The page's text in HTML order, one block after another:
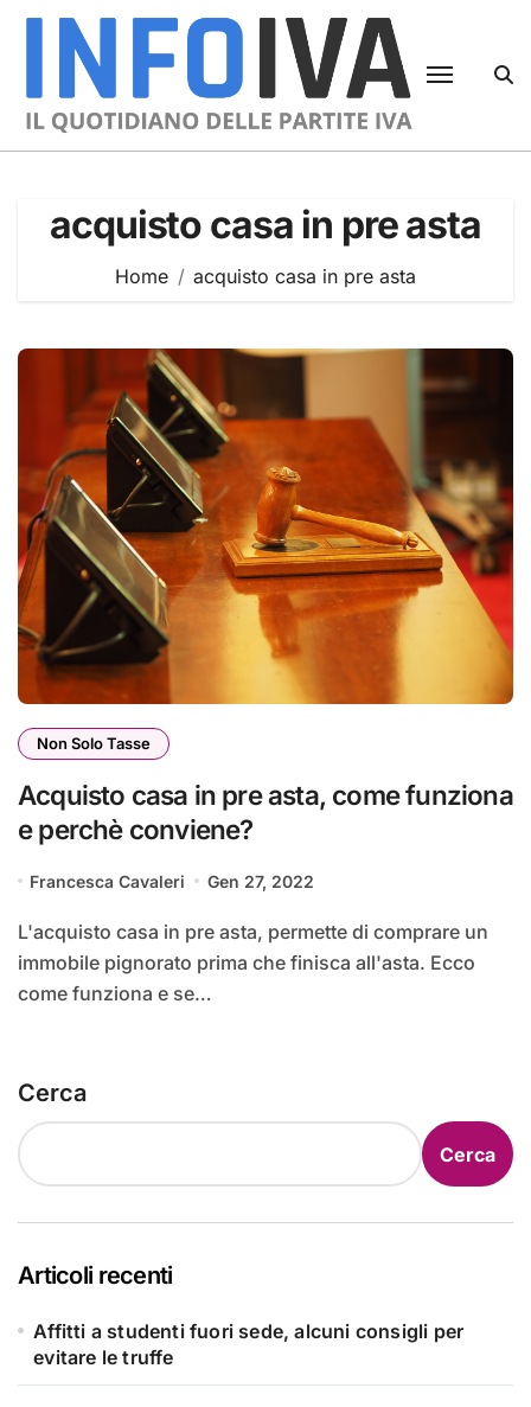
Skip
acquisto casa in pre asta
Home acquisto casa in pre asta
Non Solo Tasse
Acquisto casa in pre asta, come funziona
e perchè conviene?
Francesca Cavaleri Gen 27, 2022
L'acquisto casa in pre asta, permette di comprare un
immobile pignorato prima che finisca all'asta. Ecco
come funziona e se…
Cerca
Cerca
Articoli recenti
Affitti a studenti fuori sede, alcuni consigli per
evitare le truffe